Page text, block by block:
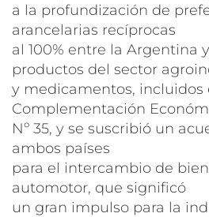
a la profundización de
arancelarias recíprocas
al 100% entre la Argentina
productos del sector
y medicamentos, incluidos
Complementación
Nº 35, y se suscribió un
ambos países
para el intercambio de
automotor, que significó
un gran impulso para la